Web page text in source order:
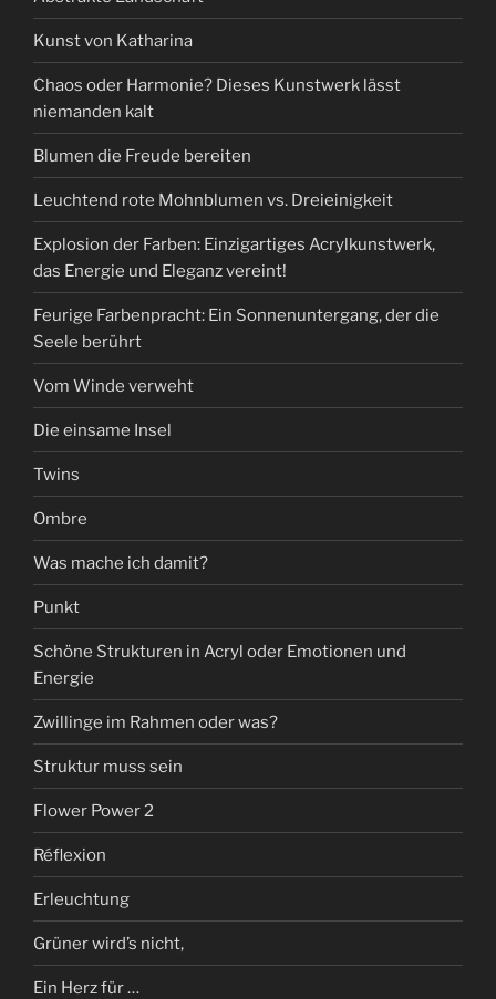
Kunst von Katharina
Chaos oder Harmonie? Dieses Kunstwerk lässt
niemanden kalt
Blumen die Freude bereiten
Leuchtend rote Mohnblumen vs. Dreieinigkeit
Explosion der Farben: Einzigartiges Acrylkunstwerk,
das Energie und Eleganz vereint!
Feurige Farbenpracht: Ein Sonnenuntergang, der die
Seele berührt
Vom Winde verweht
Die einsame Insel
Twins
Ombre
Was mache ich damit?
Punkt
Schöne Strukturen in Acryl oder Emotionen und
Energie
Zwillinge im Rahmen oder was?
Struktur muss sein
Flower Power 2
Réflexion
Erleuchtung
Grüner wird’s nicht,
Ein Herz für …